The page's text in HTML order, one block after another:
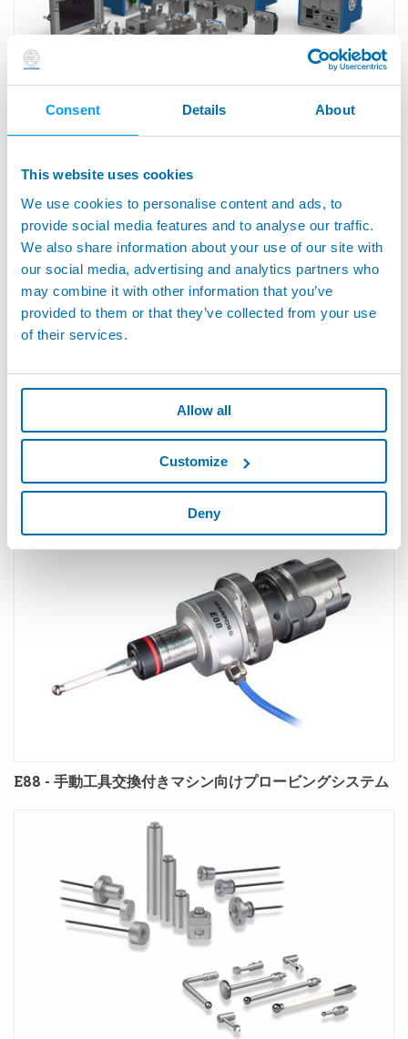
Consent Details About
This website uses cookies
We use cookies to personalise content and ads, to
provide social media features and to analyse our traffic.
We also share information about your use of our site with
our social media, advertising and analytics partners who
may combine it with other information that you’ve
provided to them or that they’ve collected from your use
of their services.
Allow all
Customize
Deny
E32U - 有線トランスミッションシステム搭載の
アプリケーション向け汎用インターフェースユニット
E88 - 手動工具交換付きマシン向けプロービングシステム